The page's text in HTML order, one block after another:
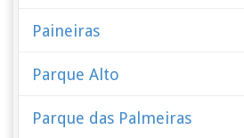
Paineiras
Parque Alto
Parque das Palmeiras